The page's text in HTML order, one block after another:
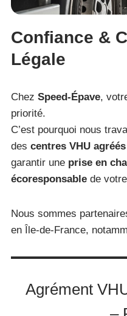
Confiance &
Légale
ChezSpeed-Épave,
priorité.
C’est pourquoi nous
descentres VHU agréés
garantir une prise en
écoresponsable de
Nous sommes
en Île-de-France,
Agrément